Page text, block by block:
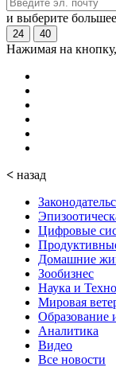
и выберите
24 40
Нажимая на
< назад
Цифровые
Домашние
Зообизнес
Наука и
Мировая
Образование
Аналитика
Видео
Все новости